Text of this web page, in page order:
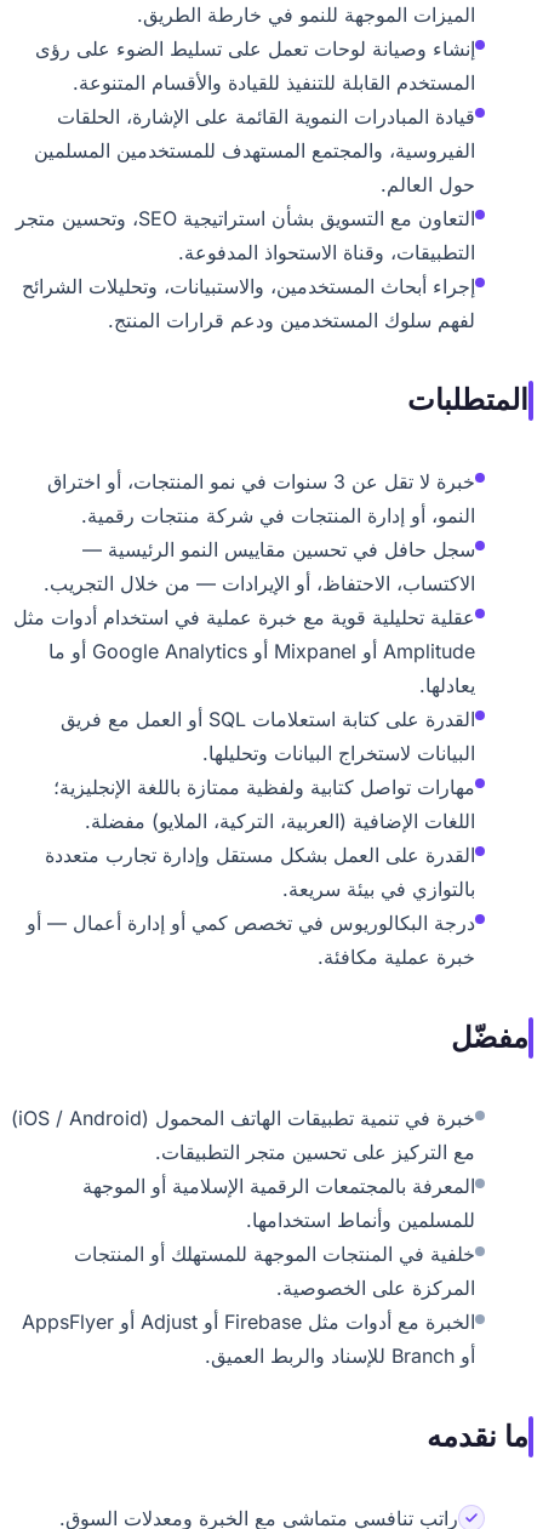
الميزات الموجهة للنمو في خارطة الطريق.
إنشاء وصيانة لوحات تعمل على تسليط الضوء على رؤى
المستخدم القابلة للتنفيذ للقيادة والأقسام المتنوعة.
قيادة المبادرات النموية القائمة على الإشارة، الحلقات
الفيروسية، والمجتمع المستهدف للمستخدمين المسلمين
حول العالم.
التعاون مع التسويق بشأن استراتيجية SEO، وتحسين متجر
التطبيقات، وقناة الاستحواذ المدفوعة.
إجراء أبحاث المستخدمين، والاستبيانات، وتحليلات الشرائح
لفهم سلوك المستخدمين ودعم قرارات المنتج.
خبرة لا تقل عن 3 سنوات في نمو المنتجات، أو اختراق
النمو، أو إدارة المنتجات في شركة منتجات رقمية.
سجل حافل في تحسين مقاييس النمو الرئيسية —
الاكتساب، الاحتفاظ، أو الإيرادات — من خلال التجريب.
عقلية تحليلية قوية مع خبرة عملية في استخدام أدوات مثل
Amplitude أو Mixpanel أو Google Analytics أو ما
يعادلها.
القدرة على كتابة استعلامات SQL أو العمل مع فريق
البيانات لاستخراج البيانات وتحليلها.
مهارات تواصل كتابية ولفظية ممتازة باللغة الإنجليزية؛
اللغات الإضافية (العربية، التركية، الملايو) مفضلة.
القدرة على العمل بشكل مستقل وإدارة تجارب متعددة
بالتوازي في بيئة سريعة.
درجة البكالوريوس في تخصص كمي أو إدارة أعمال — أو
خبرة عملية مكافئة.
خبرة في تنمية تطبيقات الهاتف المحمول (iOS / Android)
مع التركيز على تحسين متجر التطبيقات.
المعرفة بالمجتمعات الرقمية الإسلامية أو الموجهة
للمسلمين وأنماط استخدامها.
خلفية في المنتجات الموجهة للمستهلك أو المنتجات
المركزة على الخصوصية.
الخبرة مع أدوات مثل Firebase أو Adjust أو AppsFlyer
راتب تنافسي متماشى مع الخبرة ومعدلات السوق.